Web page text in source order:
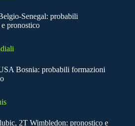
Senegal: probabili
pronostico
Bosnia: probabili formazioni
2T Wimbledon: pronostico e